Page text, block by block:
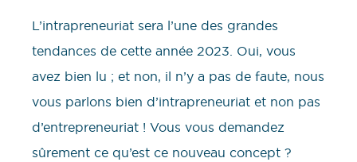
L’intrapreneuriat sera l’une des grandes
tendances de cette année 2023. Oui, vous
avez bien lu ; et non, il n’y a pas de faute, nous
vous parlons bien d’intrapreneuriat et non pas
d’entrepreneuriat ! Vous vous demandez
sûrement ce qu’est ce nouveau concept ?